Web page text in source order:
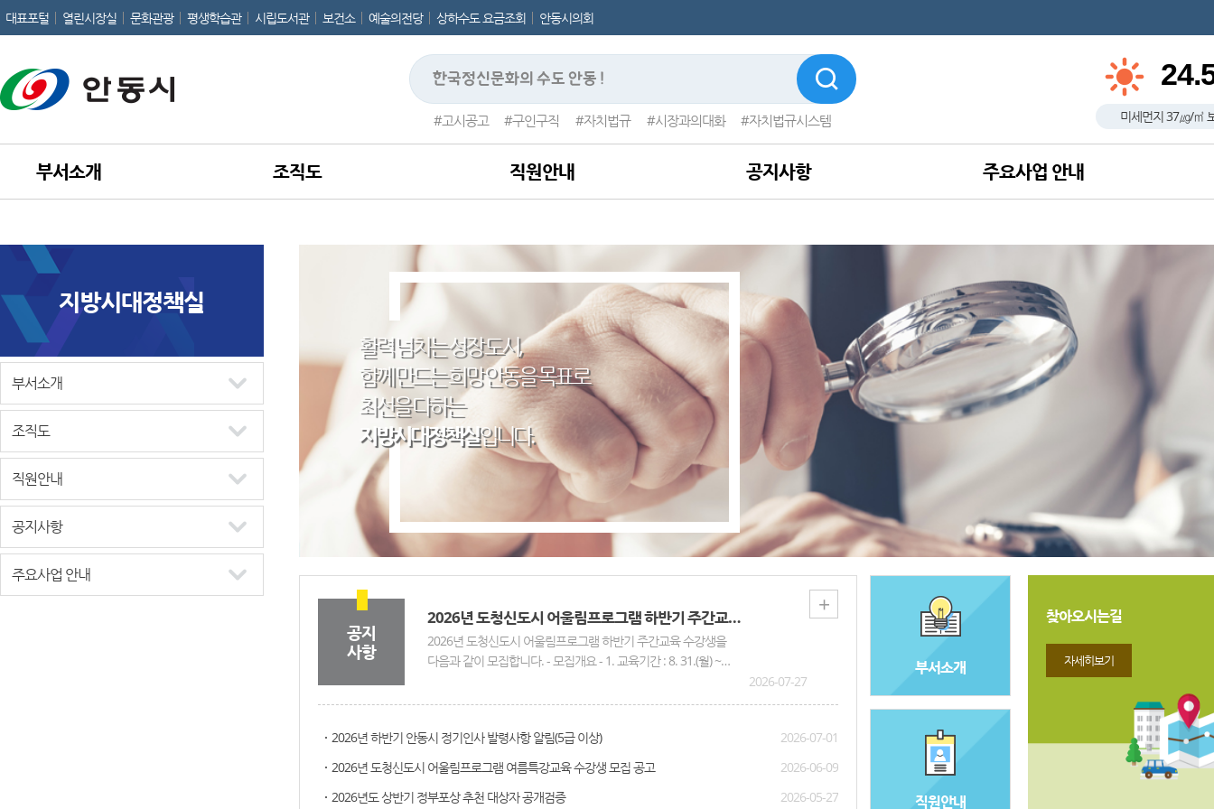
대표포털 열린시장실 문화관광 평생학습관 시립도서관 보건소 예술의전당 상하수도 요금조회 안동시의회
미세먼지37㎍/㎥
고시공고 구인구직 자치법규 시장과의대화 자치법규시스템
부서소개 조직도 직원안내 공지사항 주요사업 안내
지방시대정책실
부서소개
조직도
직원안내
공지사항
주요사업 안내
활력 넘치는 성장 도시,
함께 만드는 희망 안동을 목표로
최선을 다하는
지방시대정책실입니다.
+
공지
사항
2026년 도청신도시 어울림프로그램 하반기 주간교육 수강생 모집 안내
2026년 도청신도시 어울림프로그램 하반기 주간교육 수강생을
다음과 같이 모집합니다. - 모집개요 - 1. 교육기간 : 8. 31.(월) ~
소 : 안동시어울림센터 (안동시 풍천면 풍요5길 30-5, 1층) 6. 모집
비율 : 과목당 정원내 풍천면민 60%, 호명읍민 40% ※ 정원 미달
과목의 경우, 모집비율을 적용하지 않음 7. 신청방법 : 선착순 현장
접수 (신분증 지참必, 대리신청 불가) 8. 모집강좌 : 통기타(초급), 손
2026-07-27
2026년 하반기 안동시 정기인사 발령사항 알림(5급 이상)
2026-07-01
2026년 도청신도시 어울림프로그램 여름특강교육 수강생 모집 공고
2026-06-09
2026년도 상반기 정부포상 추천 대상자 공개검증
2026-05-27
부서소개
직원안내
찾아오시는길
자세히보기